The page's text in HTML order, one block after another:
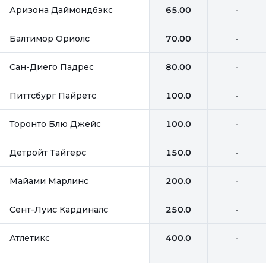
Аризона Даймондбэкс 65.00 -
Балтимор Ориолс 70.00 -
Сан-Диего Падрес 80.00 -
Питтсбург Пайретс 100.0 -
Торонто Блю Джейс 100.0 -
Детройт Тайгерс 150.0 -
Майами Марлинс 200.0 -
Сент-Луис Кардиналс 250.0 -
Атлетикс 400.0 -